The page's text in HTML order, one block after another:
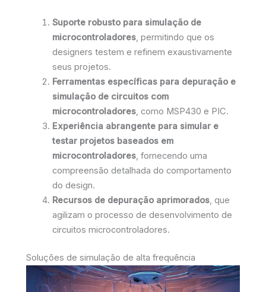
Suporte robusto para simulação de
microcontroladores, permitindo que os
designers testem e refinem exaustivamente
seus projetos.
Ferramentas específicas para depuração e
simulação de circuitos com
microcontroladores, como MSP430 e PIC.
Experiência abrangente para simular e
testar projetos baseados em
microcontroladores, fornecendo uma
compreensão detalhada do comportamento
do design.
Recursos de depuração aprimorados, que
agilizam o processo de desenvolvimento de
circuitos microcontroladores.
Soluções de simulação de alta frequência